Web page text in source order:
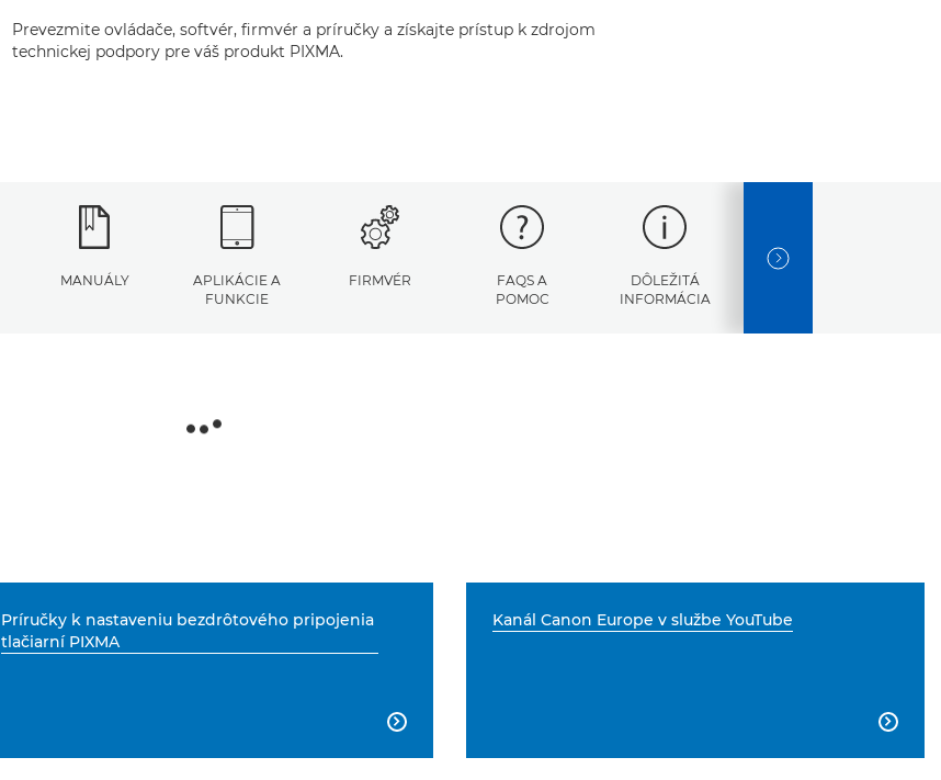
Prevezmite ovládače, softvér, firmvér a príručky a získajte prístup k zdrojom
technickej podpory pre váš produkt PIXMA.
MANUÁLY
APLIKÁCIE A
FUNKCIE
FIRMVÉR
FAQS A
POMOC
DÔLEŽITÁ
INFORMÁCIA
NEXT SLIDE
Príručky k nastaveniu bezdrôtového pripojenia
tlačiarní PIXMA

Kanál Canon Europe v službe YouTube
